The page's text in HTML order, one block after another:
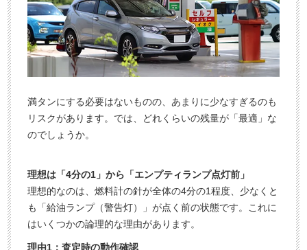
満タンにする必要はないものの、あまりに少なすぎるのも
リスクがあります。では、どれくらいの残量が「最適」な
のでしょうか。
理想は「4分の1」から「エンプティランプ点灯前」
理想的なのは、燃料計の針が全体の4分の1程度、少なくと
も「給油ランプ（警告灯）」が点く前の状態です。これに
はいくつかの論理的な理由があります。
理由1：査定時の動作確認